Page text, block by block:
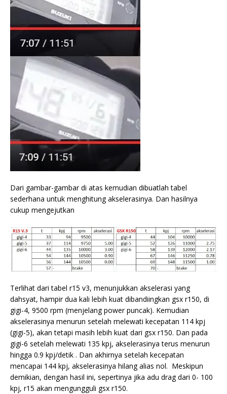
Dari gambar-gambar di atas kemudian dibuatlah tabel
sederhana untuk menghitung akselerasinya. Dan hasilnya
cukup mengejutkan
Terlihat dari tabel r15 v3, menunjukkan akselerasi yang
dahsyat, hampir dua kali lebih kuat dibandiingkan gsx r150, di
gigi-4, 9500 rpm (menjelang power puncak). Kemudian
akselerasinya menurun setelah melewati kecepatan 114 kpj
(gigi-5), akan tetapi masih lebih kuat dari gsx r150. Dan pada
gigi-6 setelah melewati 135 kpj, akselerasinya terus menurun
hingga 0.9 kpj/detik . Dan akhirnya setelah kecepatan
mencapai 144 kpj, akselerasinya hilang alias nol. Meskipun
demikian, dengan hasil ini, sepertinya jika adu drag dari 0- 100
kpj, r15 akan mengungguli gsx r150.